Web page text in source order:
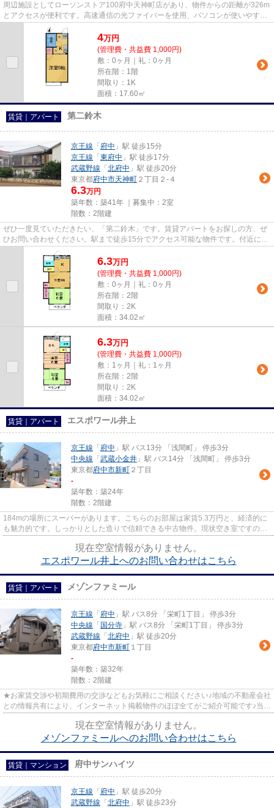
周辺施設としてローソンストア100府中天神町店があり、物件からの距離が326m
とアクセスが便利です。高速通信の光ファイバーを使用、パソコンが使いやすい
です。家から出ていただくと、...
4万円
(管理費・共益費 1,000円)
敷：0ヶ月｜礼：0ヶ月
所在階：1階
間取り：1K
面積：17.60㎡
賃貸｜アパート 第二鈴木
京王線 「 府中 」駅 徒歩15分
京王線 「 東府中 」駅 徒歩17分
武蔵野線 「 北府中 」駅 徒歩20分
東京都府中市天神町 ２丁目２-４
6.3万円
築年数：築41年 ｜募集中： 2室
階数：2階建
ぜひ一度見ていただきたい、「第二鈴木」です。賃貸アパートをお探しの方、ぜ
ひお問い合わせください。駅まで徒歩15分でアクセス可能な物件です。付近に駅
が2つあるので、用途や行き先...
6.3万円
(管理費・共益費 1,000円)
敷：0ヶ月｜礼：0ヶ月
所在階：2階
間取り：2K
面積：34.02㎡
6.3万円
(管理費・共益費 1,000円)
敷：1ヶ月｜礼：1ヶ月
所在階：2階
間取り：2K
面積：34.02㎡
賃貸｜アパート エスポワール井上
京王線 「 府中 」駅 バス13分 「浅間町」 停歩3分
中央線 「 武蔵小金井 」駅 バス14分 「浅間町」 停歩3分
東京都府中市新町 ２丁目
-
築年数：築24年
階数：2階建
184mの場所にスーパーがあります。こちらのお部屋は家賃5.3万円と、経済的に
も魅力的です。しっかりとした造りで信頼できる中古物件。現状空き室ですの
現在空室情報がありません。
エスポワール井上へのお問い合わせはこちら
賃貸｜アパート メゾンファミール
京王線 「 府中 」駅 バス8分 「栄町1丁目」 停歩3分
中央線 「 国分寺 」駅 バス8分 「栄町1丁目」 停歩3分
武蔵野線 「 北府中 」駅 徒歩20分
東京都府中市新町 １丁目
-
築年数：築32年
階数：2階建
★お家賃交渉や初期費用の交渉などもお気軽にご相談ください♪地域の不動産会社
との情報共有により、インターネット掲載物件のほぼ全てがご紹介可能です♪当店
現在空室情報がありません。
メゾンファミールへのお問い合わせはこちら
賃貸｜マンション 府中サンハイツ
京王線 「 府中 」駅 徒歩20分
武蔵野線 「 北府中 」駅 徒歩23分